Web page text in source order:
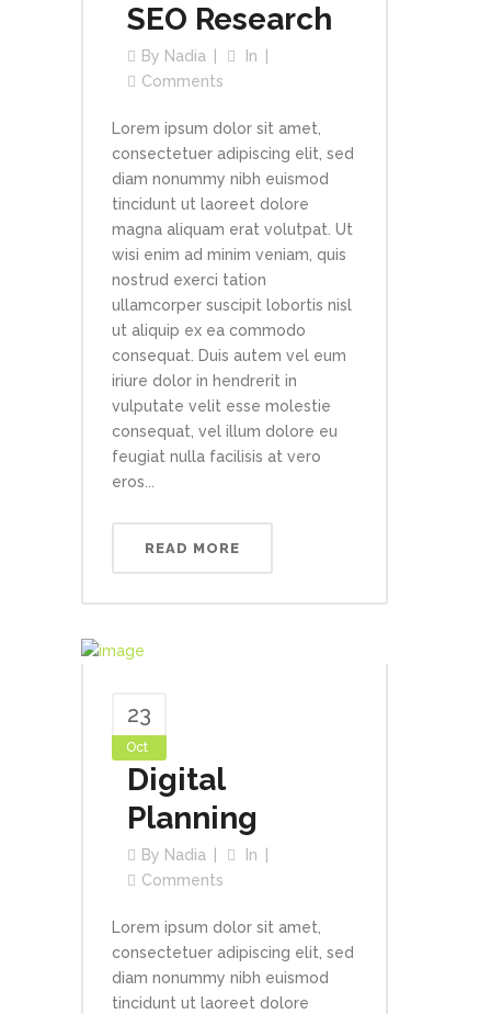
SEO Research
By Nadia
In
Comments
Lorem ipsum dolor sit amet,
consectetuer adipiscing elit, sed
diam nonummy nibh euismod
tincidunt ut laoreet dolore
magna aliquam erat volutpat. Ut
wisi enim ad minim veniam, quis
nostrud exerci tation
ullamcorper suscipit lobortis nisl
ut aliquip ex ea commodo
consequat. Duis autem vel eum
iriure dolor in hendrerit in
vulputate velit esse molestie
consequat, vel illum dolore eu
feugiat nulla facilisis at vero
eros...
READ MORE
23
Oct
Digital
Planning
By Nadia
In
Comments
Lorem ipsum dolor sit amet,
consectetuer adipiscing elit, sed
diam nonummy nibh euismod
tincidunt ut laoreet dolore